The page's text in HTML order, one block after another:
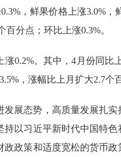
0.3%，鲜果价格上涨3.0% ，
百分点；环比上涨0.3%。
涨0.2%。其中，4 月份同比
3.5% ，涨幅比上月扩大2.7个
发展态势，高质量发展扎
以习近平新时代中国特
政策和适度宽松的货币